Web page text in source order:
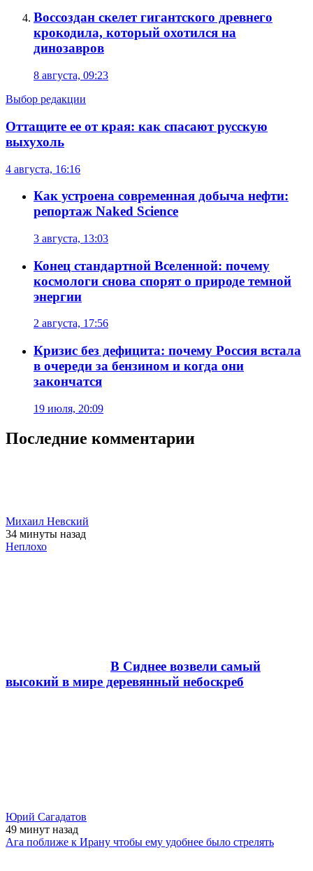
Воссоздан скелет гигантского древнего
крокодила, который охотился на
динозавров
8 августа, 09:23
Выбор редакции
Оттащите ее от края: как спасают русскую
выхухоль
4 августа, 16:16
Как устроена современная добыча нефти:
репортаж Naked Science
3 августа, 13:03
Конец стандартной Вселенной: почему
космологи снова спорят о природе темной
энергии
2 августа, 17:56
Кризис без дефицита: почему Россия встала
в очереди за бензином и когда они
закончатся
19 июля, 20:09
Последние комментарии
Михаил Невский
34 минуты назад
Неплохо
В Сиднее возвели самый
высокий в мире деревянный небоскреб
Юрий Сагадатов
49 минут назад
Ага поближе к Ирану чтобы ему удобнее было стрелять